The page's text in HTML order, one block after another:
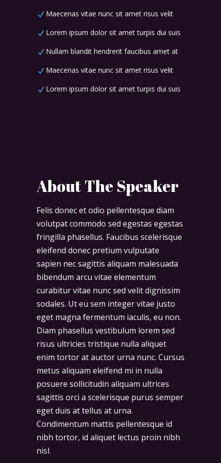
Maecenas vitae nunc sit amet risus velit
Lorem ipsum dolor sit amet turpis dui suis
Nullam blandit hendrerit faucibus amet at
Maecenas vitae nunc sit amet risus velit
Lorem ipsum dolor sit amet turpis dui suis
About The Speaker
Felis donec et odio pellentesque diam
volutpat commodo sed egestas egestas
fringilla phasellus. Faucibus scelerisque
eleifend donec pretium vulputate
sapien nec sagittis aliquam malesuada
bibendum arcu vitae elementum
curabitur vitae nunc sed velit dignissim
sodales. Ut eu sem integer vitae justo
eget magna fermentum iaculis, eu non.
Diam phasellus vestibulum lorem sed
risus ultricies tristique nulla aliquet
enim tortor at auctor urna nunc. Cursus
metus aliquam eleifend mi in nulla
posuere sollicitudin aliquam ultrices
sagittis orci a scelerisque purus semper
eget duis at tellus at urna.
Condimentum mattis pellentesque id
nibh tortor, id aliquet lectus proin nibh
nisl.